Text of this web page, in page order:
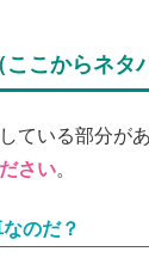
こからネタ
している部分が
さい。
のだ？